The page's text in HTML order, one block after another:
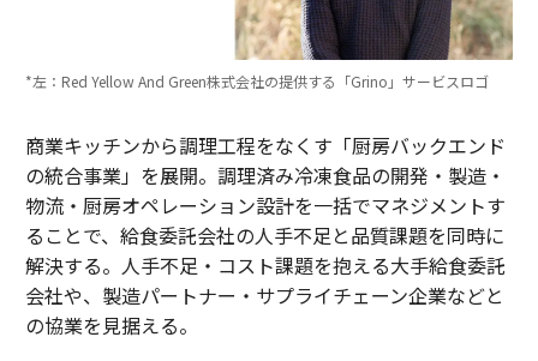
*左：Red Yellow And Green株式会社の提供する「Grino」サービスロゴ
商業キッチンから調理工程をなくす「厨房バックエンド
の統合事業」を展開。調理済み冷凍食品の開発・製造・
物流・厨房オペレーション設計を一括でマネジメントす
ることで、給食委託会社の人手不足と品質課題を同時に
解決する。人手不足・コスト課題を抱える大手給食委託
会社や、製造パートナー・サプライチェーン企業などと
の協業を見据える。